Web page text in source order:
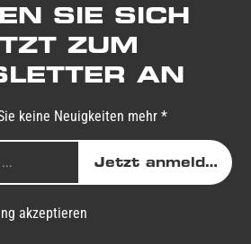
SIE SICH
ZUM
AN
keine Neuigkeiten mehr *
Jetzt anmelden
akzeptieren